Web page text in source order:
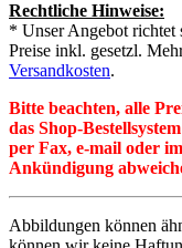
Rechtliche Hinweise:
* Unser Angebot richtet
Preise inkl. gesetzl.
Versandkosten.
Bitte beachten, alle
das Shop-
per Fax, e-mail oder
Ankündigung
Abbildungen können